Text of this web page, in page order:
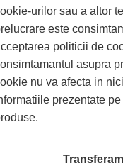
urilor sau a altor
este
politicii de
asupra
nu va afecta in
prezentate